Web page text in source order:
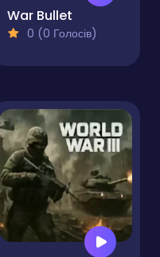
War Bullet
0 (0 Голосів)